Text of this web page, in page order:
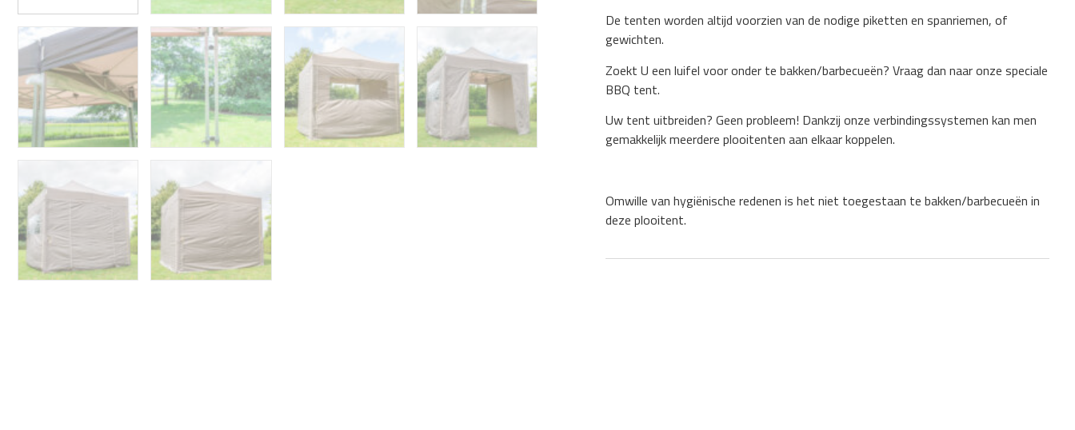
De tenten worden altijd voorzien van de nodige piketten en spanriemen, of
gewichten.
Zoekt U een luifel voor onder te bakken/barbecueën? Vraag dan naar onze speciale
BBQ tent.
Uw tent uitbreiden? Geen probleem! Dankzij onze verbindingssystemen kan men
gemakkelijk meerdere plooitenten aan elkaar koppelen.
Omwille van hygiënische redenen is het niet toegestaan te bakken/barbecueën in
deze plooitent.